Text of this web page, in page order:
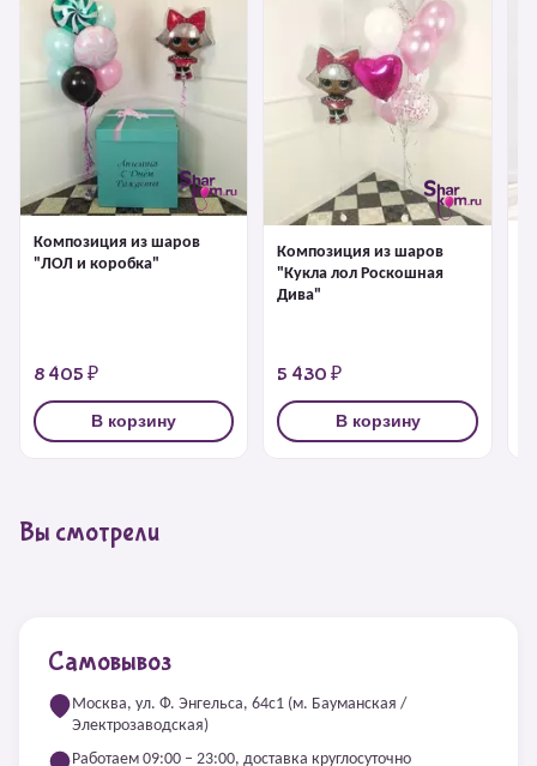
Композиция из шаров
"ЛОЛ и коробка"
8 405 ₽
В корзину
Композиция из шаров
"Кукла лол Роскошная
Дива"
5 430 ₽
В корзину
Вы смотрели
Самовывоз
Москва, ул. Ф. Энгельса, 64с1 (м. Бауманская /
Электрозаводская)
Работаем 09:00 – 23:00, доставка круглосуточно